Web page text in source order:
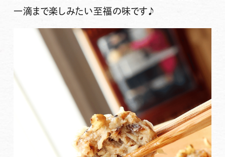
一滴まで楽しみたい至福の味です♪